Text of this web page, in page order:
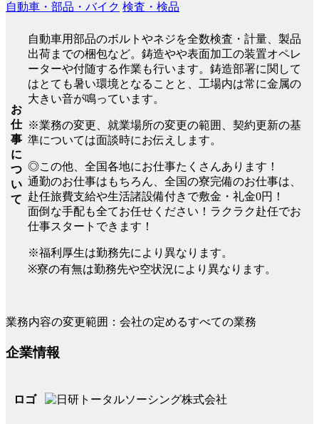
自動車・部品・バイク 検査・検品
お
仕
事
に
つ
い
て
自動車用部品のボルトやネジを全数検査・計量、製品
出荷までの梱包など。鋳造やや表面加工の装置オペレ
ーターや付随する作業も行います。鋳造部署に関して
はとても暑い環境となることと、工場内は常に金属の
大きい音が鳴っています。
※業務の変更、就業場所の変更の範囲、契約更新の基
準については面談時にお伝えします。
◎この他、全国各地にお仕事たくさんあります！
通勤のお仕事はもちろん、全国の寮完備のお仕事は、
赴任旅費支給や生活諸設備付きで敷金・礼金0円！
面倒な手配も全てお任せください！ラクラク赴任でお
仕事スタートできます！
※福利厚生は勤務先により異なります。
※寮の有無は勤務先や空状況により異なります。
業務内容の変更範囲：会社の定めるすべての業務
企業情報
ロゴ